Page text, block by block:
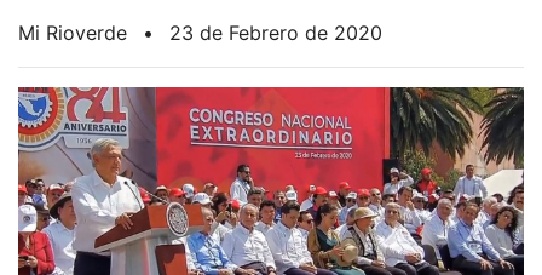
Mi Rioverde • 23 de Febrero de 2020